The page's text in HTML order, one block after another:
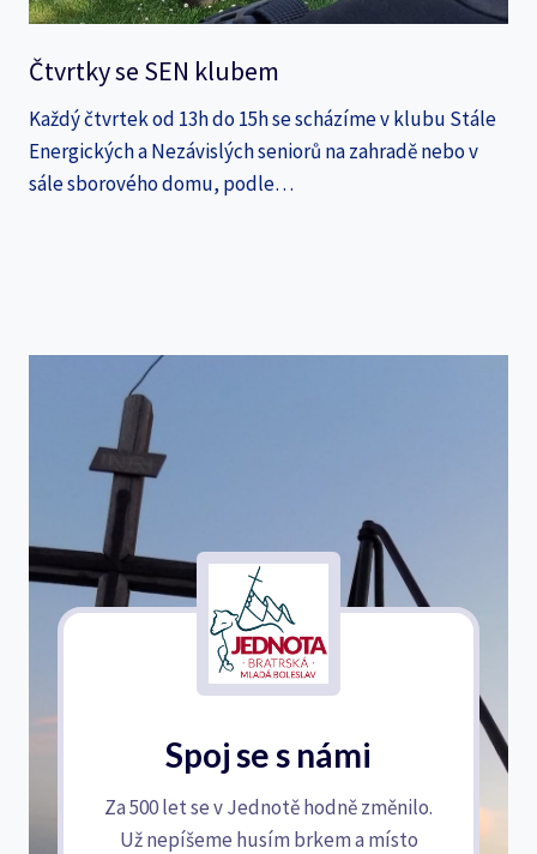
Čtvrtky se SEN klubem
Každý čtvrtek od 13h do 15h se scházíme v klubu Stále
Energických a Nezávislých seniorů na zahradě nebo v
sále sborového domu, podle…
Spoj se s námi
Za 500 let se v Jednotě hodně změnilo.
Už nepíšeme husím brkem a místo